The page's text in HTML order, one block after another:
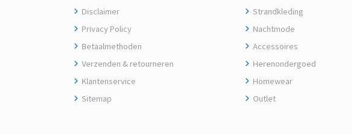
Disclaimer
Privacy Policy
Betaalmethoden
Verzenden & retourneren
Klantenservice
Sitemap
Strandkleding
Nachtmode
Accessoires
Herenondergoed
Homewear
Outlet